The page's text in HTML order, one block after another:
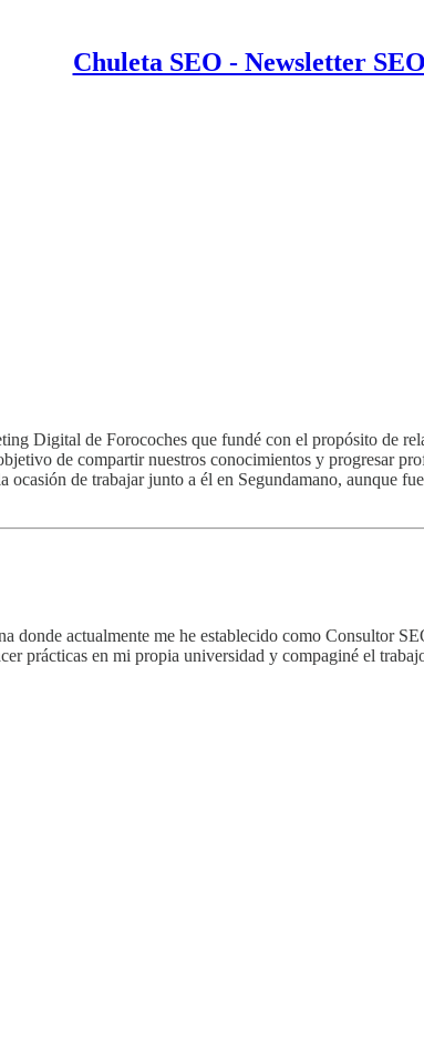
Chuleta SEO - Newsletter SEO
Digital de Forocoches que fundé con el propósito de
de compartir nuestros conocimientos y progresar
de trabajar junto a él en Segundamano, aunque
donde actualmente me he establecido como Consultor
prácticas en mi propia universidad y compaginé el